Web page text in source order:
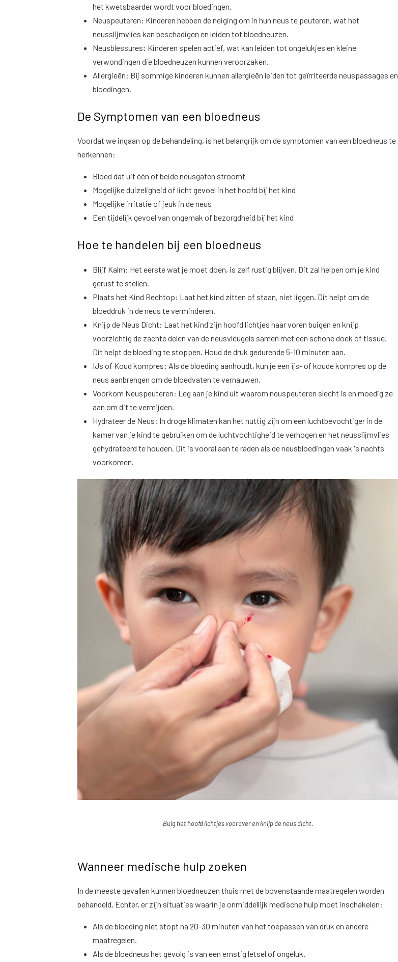
het kwetsbaarder wordt voor bloedingen.
Neuspeuteren: Kinderen hebben de neiging om in hun neus te peuteren, wat het
neusslijmvlies kan beschadigen en leiden tot bloedneuzen.
Neusblessures: Kinderen spelen actief, wat kan leiden tot ongelukjes en kleine
verwondingen die bloedneuzen kunnen veroorzaken.
Allergieën: Bij sommige kinderen kunnen allergieën leiden tot geïrriteerde neuspassages en
bloedingen.
De Symptomen van een bloedneus
Voordat we ingaan op de behandeling, is het belangrijk om de symptomen van een bloedneus te
herkennen:
Bloed dat uit één of beide neusgaten stroomt
Mogelijke duizeligheid of licht gevoel in het hoofd bij het kind
Mogelijke irritatie of jeuk in de neus
Een tijdelijk gevoel van ongemak of bezorgdheid bij het kind
Hoe te handelen bij een bloedneus
Blijf Kalm: Het eerste wat je moet doen, is zelf rustig blijven. Dit zal helpen om je kind
gerust te stellen.
Plaats het Kind Rechtop: Laat het kind zitten of staan, niet liggen. Dit helpt om de
bloeddruk in de neus te verminderen.
Knijp de Neus Dicht: Laat het kind zijn hoofd lichtjes naar voren buigen en knijp
voorzichtig de zachte delen van de neusvleugels samen met een schone doek of tissue.
Dit helpt de bloeding te stoppen. Houd de druk gedurende 5-10 minuten aan.
IJs of Koud kompres: Als de bloeding aanhoudt, kun je een ijs- of koude kompres op de
neus aanbrengen om de bloedvaten te vernauwen.
Voorkom Neuspeuteren: Leg aan je kind uit waarom neuspeuteren slecht is en moedig ze
aan om dit te vermijden.
Hydrateer de Neus: In droge klimaten kan het nuttig zijn om een luchtbevochtiger in de
kamer van je kind te gebruiken om de luchtvochtigheid te verhogen en het neusslijmvlies
gehydrateerd te houden. Dit is vooral aan te raden als de neusbloedingen vaak 's nachts
voorkomen.
Buig het hoofd lichtjes voorover en knijp de neus dicht.
Wanneer medische hulp zoeken
In de meeste gevallen kunnen bloedneuzen thuis met de bovenstaande maatregelen worden
behandeld. Echter, er zijn situaties waarin je onmiddellijk medische hulp moet inschakelen:
Als de bloeding niet stopt na 20-30 minuten van het toepassen van druk en andere
maatregelen.
Als de bloedneus het gevolg is van een ernstig letsel of ongeluk.